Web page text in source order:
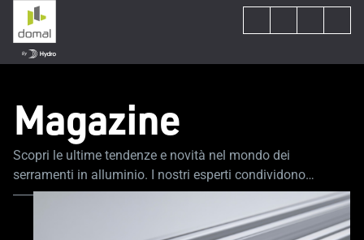
Magazine
Scopri le ultime tendenze e novità nel mondo dei
serramenti in alluminio. I nostri esperti condividono
consigli e approfondimenti per supportarti in ogni fase del
Sostenibilità e circolarità